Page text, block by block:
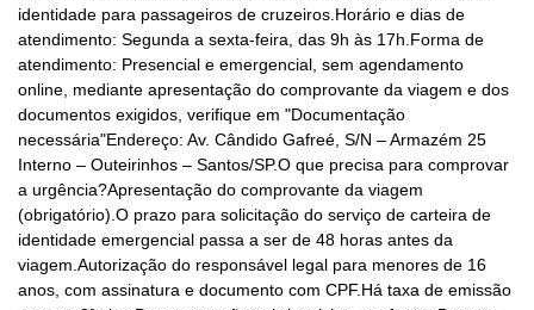
identidade para passageiros de cruzeiros.Horário e dias de
atendimento: Segunda a sexta-feira, das 9h às 17h.Forma de
atendimento: Presencial e emergencial, sem agendamento
online, mediante apresentação do comprovante da viagem e dos
documentos exigidos, verifique em "Documentação
necessária"Endereço: Av. Cândido Gafreé, S/N – Armazém 25
Interno – Outeirinhos – Santos/SP.O que precisa para comprovar
a urgência?Apresentação do comprovante da viagem
(obrigatório).O prazo para solicitação do serviço de carteira de
identidade emergencial passa a ser de 48 horas antes da
viagem.Autorização do responsável legal para menores de 16
anos, com assinatura e documento com CPF.Há taxa de emissão